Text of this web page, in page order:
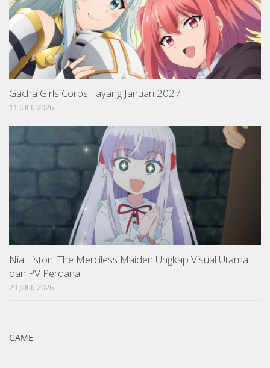
Gacha Girls Corps Tayang Januari 2027
11 JULI, 2026
Nia Liston: The Merciless Maiden Ungkap Visual Utama
dan PV Perdana
29 JULI, 2026
GAME